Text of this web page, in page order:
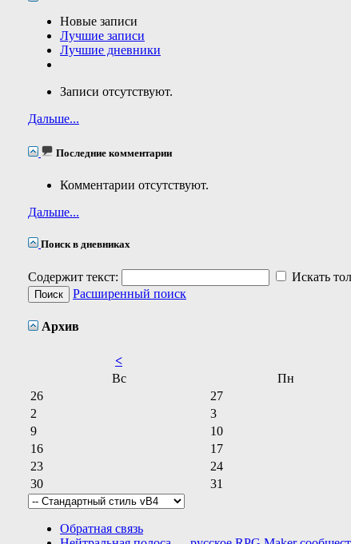
Новые записи
Лучшие записи
Лучшие дневники
Записи отсутствуют.
Дальше...
Последние комментарии
Комментарии отсутствуют.
Дальше...
Поиск в дневниках
Содержит текст:
Искать
Расширенный поиск
Архив
<
Вс
Пн
26
27
2
3
9
10
16
17
23
24
30
31
Обратная связь